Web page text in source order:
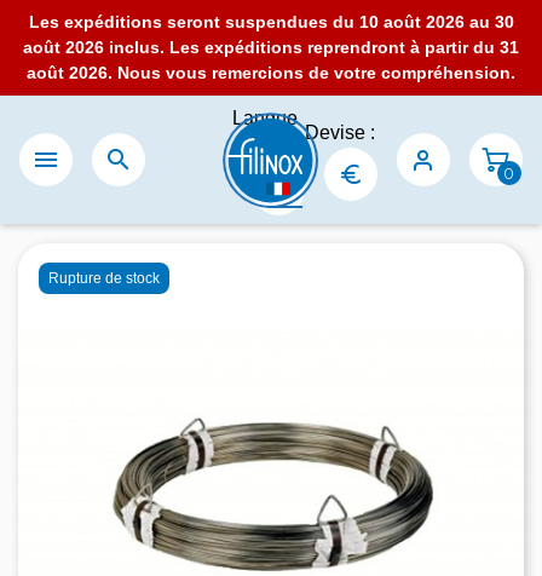
Les expéditions seront suspendues du 10 août 2026 au 30
août 2026 inclus. Les expéditions reprendront à partir du 31
août 2026. Nous vous remercions de votre compréhension.
 
Langue
:
Devise :
0
Rupture de stock